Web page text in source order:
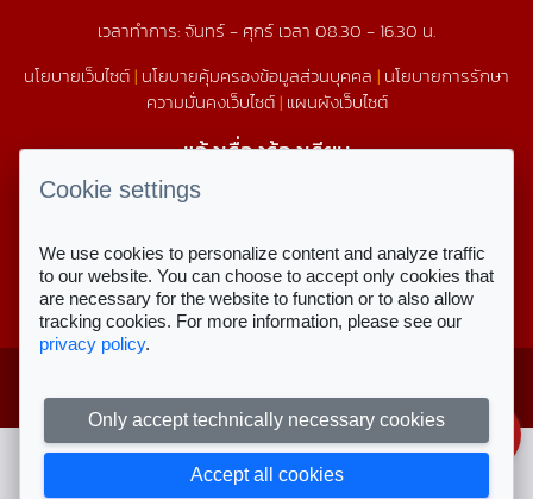
เวลาทำการ: จันทร์ - ศุกร์ เวลา 08.30 - 16.30 น.
นโยบายเว็บไซต์| นโยบายคุ้มครองข้อมูลส่วนบุคคล | นโยบายการรักษา
ความมั่นคงเว็บไซต์| แผนผังเว็บไซต์
แจ้งเรื่องร้องเรียน
1579
สถิติการใช้งานเว็บไซต์
สถิติการเข้าชม
ส่งเสริมการศึกษาเอกชน
ลงชื่อเข้าใช้งาน
Cookie settings
We use cookies to personalize content and analyze traffic
to our website. You can choose to accept only cookies that
are necessary for the website to function or to also allow
tracking cookies. For more information, please see our
privacy policy.
Only accept technically necessary cookies
Accept all cookies